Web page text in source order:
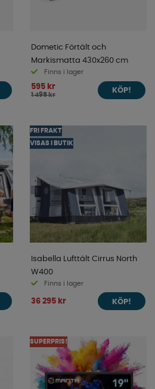
Dometic Förtält och
Markismatta 430x260 cm
Finns i lager
595 kr
1 495 kr
KÖP!
FRI FRAKT
VISAS I BUTIK
Isabella Lufttält Cirrus North
W400
Finns i lager
36 295 kr KÖP!
SUPERPRIS!